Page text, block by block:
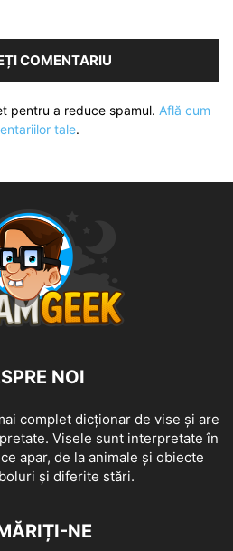
pentru a reduce spamul. Află cum
tale.
NOI
complet dicționar de vise și are
Visele sunt interpretate în
apar, de la animale și obiecte
și diferite stări.
NE